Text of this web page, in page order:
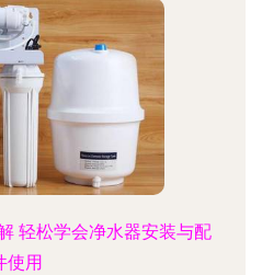
轻松学会净水器安装与配
使用